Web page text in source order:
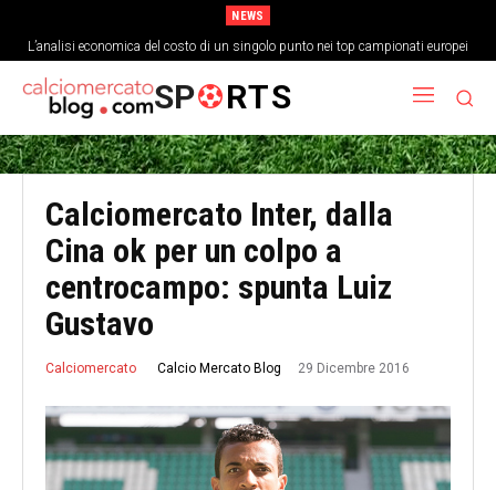
NEWS
L’analisi economica del costo di un singolo punto nei top campionati europei
SP RTS
Calciomercato Inter, dalla
Cina ok per un colpo a
centrocampo: spunta Luiz
Gustavo
Calciomercato Calcio Mercato Blog 29 Dicembre 2016